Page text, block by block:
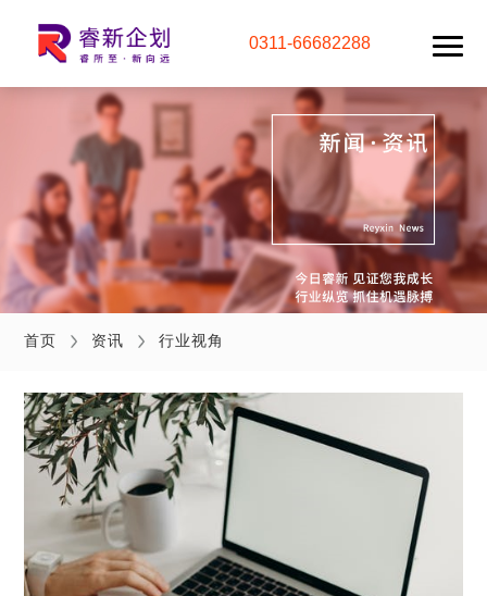
0311-66682288
首页 资讯 行业视角